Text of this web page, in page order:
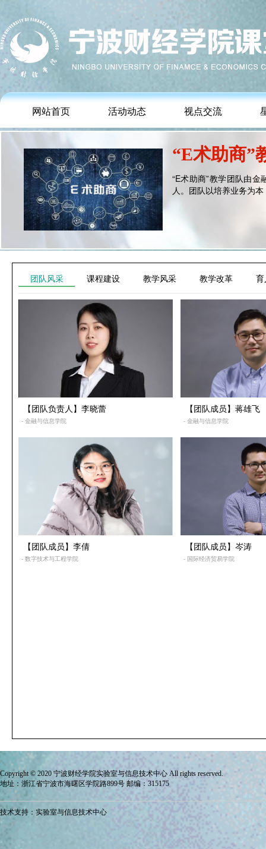
网站首页 活动动态 视点交流
“E术助商”
“E术助商”教学团队由
人。团队以培养业务为
团队风采 课程建设 教学风采 教学改革
【团队负责人】李晓蕾
- 金融与信息学院
【团队成员】蒋雄飞
- 金融与信息学院
【团队成员】李倩
- 数字技术与工程学院
【团队成员】岑涛
- 国际经济贸易学院
Copyright © 2020 宁波财经学院实验室与信息技术中心 All rights reserved.
地址：浙江省宁波市海曙区学院路899号 邮编：315175
技术支持：实验室与信息技术中心